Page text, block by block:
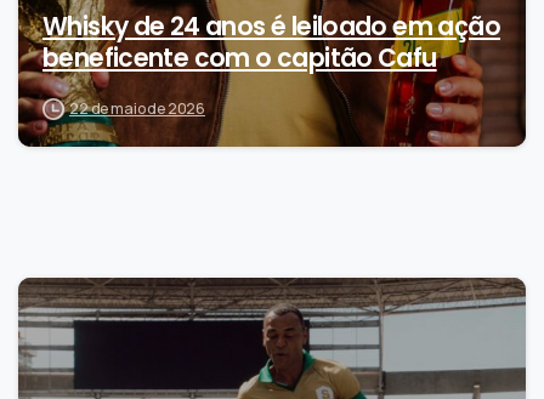
Whisky de 24 anos é leiloado em ação
beneficente com o capitão Cafu
22 de maio de 2026